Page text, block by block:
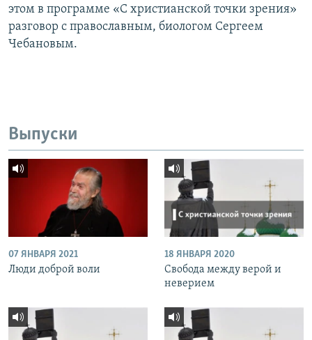
этом в программе «С христианской точки зрения»
разговор с православным, биологом Сергеем
Чебановым.
Выпуски
07 ЯНВАРЯ 2021
Люди доброй воли
18 ЯНВАРЯ 2020
Свобода между верой и
неверием